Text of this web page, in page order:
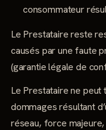
consommateur
Le Prestataire reste
causés par une faute
(garantie légale de
Le Prestataire ne
dommages résultant
réseau, force majeure,